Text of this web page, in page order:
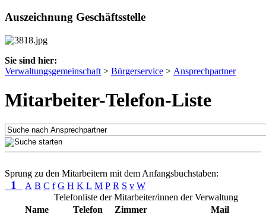
Auszeichnung Geschäftsstelle
Sie sind hier:
Verwaltungsgemeinschaft > Bürgerservice > Ansprechpartner
Mitarbeiter-Telefon-Liste
Sprung zu den Mitarbeitern mit dem Anfangsbuchstaben:
1 A B C f G H K L M P R S v W
Telefonliste der Mitarbeiter/innen der Verwaltung
Name
Telefon Zimmer Mail